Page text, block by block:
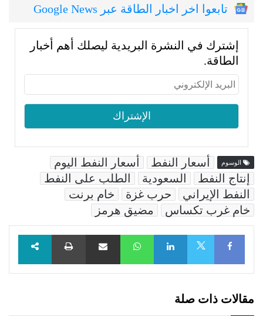
تابعوا اخر اخبار الطاقة عبر Google News
إشترك في النشرة البريدية ليصلك أهم أخبار
الطاقة.
الوسوم أسعار النفط
أسعار النفط اليوم
إنتاج النفط
السعودية
الطلب على النفط
النفط الإيراني
حرب غزة
خام برنت
خام غرب تكساس
مضيق هرمز
Facebook
LinkedIn
WhatsAppمشاركة عبر البريد طباعة
مقالات ذات صلة